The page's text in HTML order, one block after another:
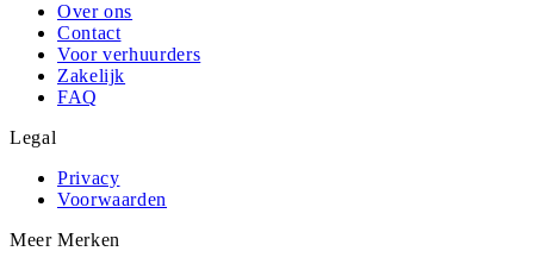
Over ons
Contact
Voor verhuurders
Zakelijk
FAQ
Legal
Privacy
Voorwaarden
Meer Merken